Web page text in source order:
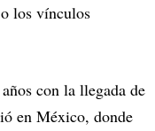
los vínculos
con la llegada de
en México, donde